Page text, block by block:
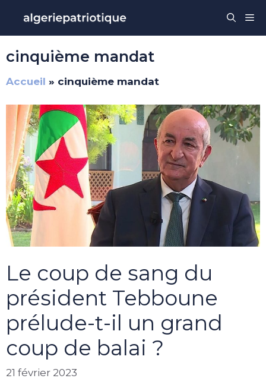
contenu
cinquième mandat
Accueil » cinquième mandat
Le coup de sang du
président Tebboune
prélude-t-il un grand
coup de balai ?
21 février 2023